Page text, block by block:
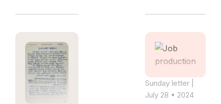
Sunday letter
July 28 • 2024